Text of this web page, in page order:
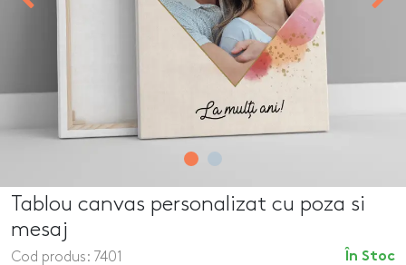
Tablou canvas personalizat cu poza si
mesaj
În Stoc
Cod produs: 7401